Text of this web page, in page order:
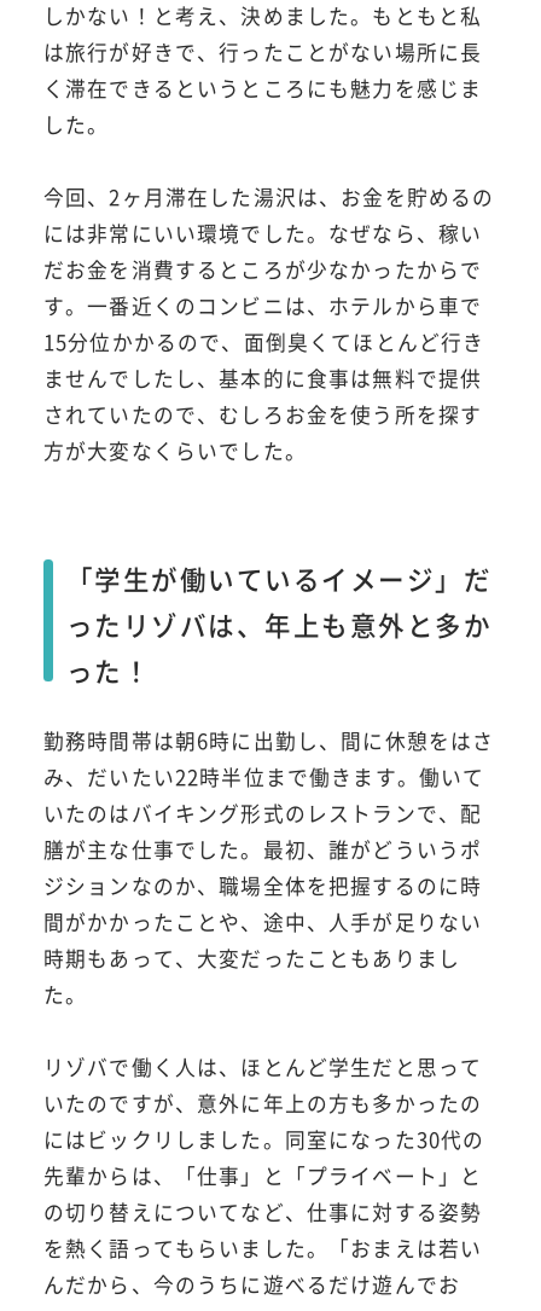
しかない！と考え、決めました。もともと私
は旅行が好きで、行ったことがない場所に長
く滞在できるというところにも魅力を感じま
した。
今回、2ヶ月滞在した湯沢は、お金を貯めるの
には非常にいい環境でした。なぜなら、稼い
だお金を消費するところが少なかったからで
す。一番近くのコンビニは、ホテルから車で
15分位かかるので、面倒臭くてほとんど行き
ませんでしたし、基本的に食事は無料で提供
されていたので、むしろお金を使う所を探す
方が大変なくらいでした。
「学生が働いているイメージ」だ
ったリゾバは、年上も意外と多か
った！
勤務時間帯は朝6時に出勤し、間に休憩をはさ
み、だいたい22時半位まで働きます。働いて
いたのはバイキング形式のレストランで、配
膳が主な仕事でした。最初、誰がどういうポ
ジションなのか、職場全体を把握するのに時
間がかかったことや、途中、人手が足りない
時期もあって、大変だったこともありまし
た。
リゾバで働く人は、ほとんど学生だと思って
いたのですが、意外に年上の方も多かったの
にはビックリしました。同室になった30代の
先輩からは、「仕事」と「プライベート」と
の切り替えについてなど、仕事に対する姿勢
を熱く語ってもらいました。「おまえは若い
んだから、今のうちに遊べるだけ遊んでお